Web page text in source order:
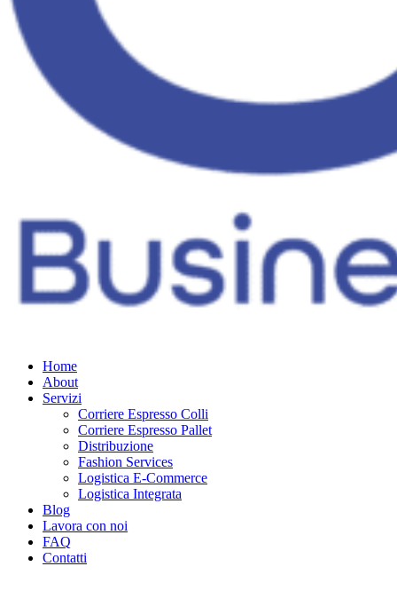
Home
About
Servizi
Corriere Espresso Colli
Corriere Espresso Pallet
Distribuzione
Fashion Services
Logistica E-Commerce
Logistica Integrata
Blog
Lavora con noi
FAQ
Contatti